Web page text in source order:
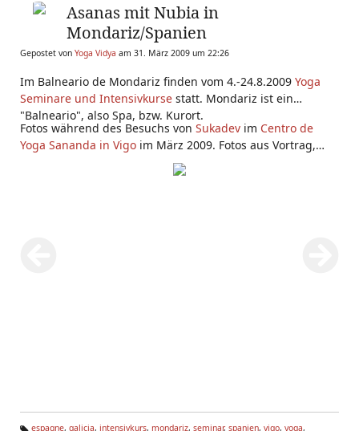
Asanas mit Nubia in
Mondariz/Spanien
Gepostet von Yoga Vidya am 31. März 2009 um 22:26
Im Balneario de Mondariz finden vom 4.-24.8.2009 Yoga
Seminare und Intensivkurse statt. Mondariz ist ein
"Balneario", also Spa, bzw. Kurort.
Fotos während des Besuchs von Sukadev im Centro de
Yoga Sananda in Vigo im März 2009. Fotos aus Vortrag,
-Seminar im Center und während seines Besuchs in
espagne, galicia, intensivkurs, mondariz, seminar, spanien, vigo, yoga,